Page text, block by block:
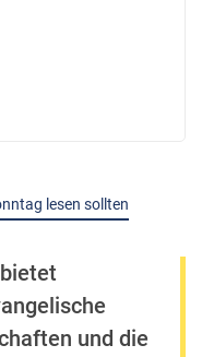
lesen sollten
und die